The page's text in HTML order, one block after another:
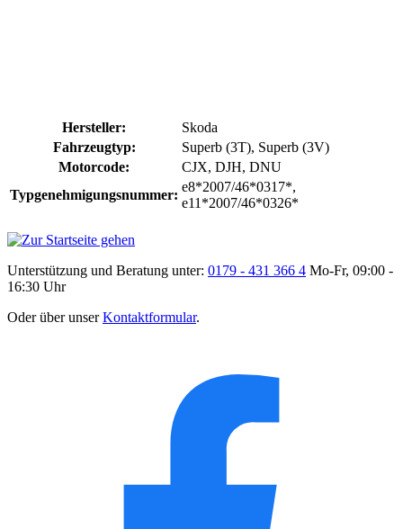
Hersteller:
Skoda
Fahrzeugtyp:
Superb (3T), Superb (3V)
Motorcode:
CJX, DJH, DNU
Typgenehmigungsnummer:
e8*2007/46*0317*,
e11*2007/46*0326*
Unterstützung und Beratung unter: 0179 - 431 366 4 Mo-Fr, 09:00 -
16:30 Uhr
Oder über unserKontaktformular.